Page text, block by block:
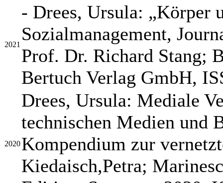
2021
- Drees, Ursula: „Körper
Sozialmanagement,
Prof. Dr. Richard Stang;
Bertuch Verlag GmbH,
2020
Drees, Ursula: Mediale
technischen Medien und
Kompendium zur
Kiedaisch,Petra;